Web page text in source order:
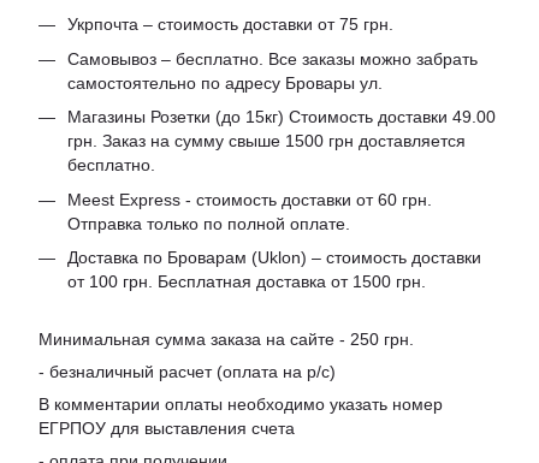
Укрпочта – стоимость доставки от 75 грн.
Самовывоз – бесплатно. Все заказы можно забрать
самостоятельно по адресу Бровары ул.
Магазины Розетки (до 15кг) Стоимость доставки 49.00
грн. Заказ на сумму свыше 1500 грн доставляется
бесплатно.
Meest Express - стоимость доставки от 60 грн.
Отправка только по полной оплате.
Доставка по Броварам (Uklon) – стоимость доставки
от 100 грн. Бесплатная доставка от 1500 грн.
Минимальная сумма заказа на сайте - 250 грн.
- безналичный расчет (оплата на р/с)
В комментарии оплаты необходимо указать номер
ЕГРПОУ для выставления счета